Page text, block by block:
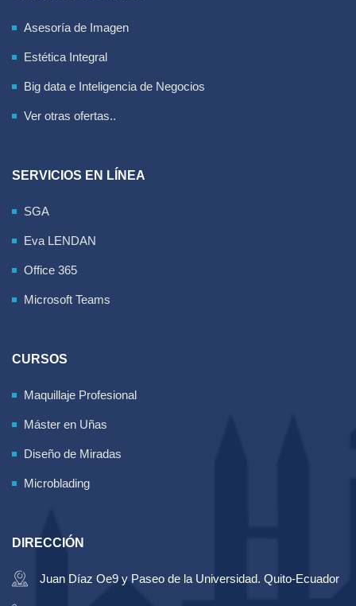
Asesoría de Imagen
Estética Integral
Big data e Inteligencia de Negocios
Ver otras ofertas..
SERVICIOS EN LÍNEA
SGA
Eva LENDAN
Office 365
Microsoft Teams
CURSOS
Maquillaje Profesional
Máster en Uñas
Diseño de Miradas
Microblading
DIRECCIÓN
Juan Díaz Oe9 y Paseo de la Universidad. Quito-Ecuador